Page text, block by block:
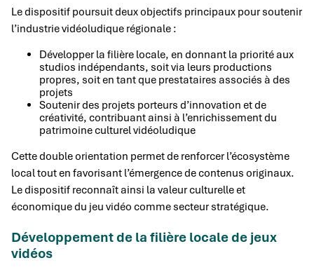
Le dispositif poursuit deux objectifs principaux pour soutenir
l’industrie vidéoludique régionale :
Développer la filière locale, en donnant la priorité aux
studios indépendants, soit via leurs productions
propres, soit en tant que prestataires associés à des
projets
Soutenir des projets porteurs d’innovation et de
créativité, contribuant ainsi à l’enrichissement du
patrimoine culturel vidéoludique
Cette double orientation permet de renforcer l’écosystème
local tout en favorisant l’émergence de contenus originaux.
Le dispositif reconnaît ainsi la valeur culturelle et
économique du jeu vidéo comme secteur stratégique.
Développement de la filière locale de jeux
vidéos